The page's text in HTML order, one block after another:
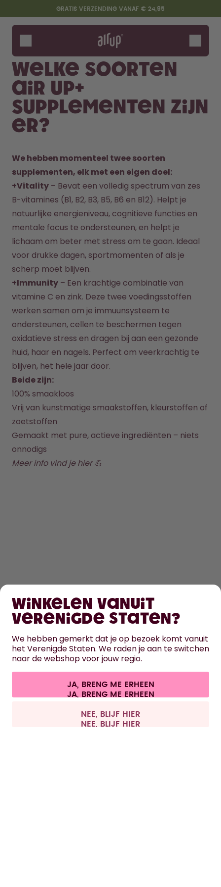
Overslaan en naar de inhoud gaan
ToegankelijkheidsverklaringGRATIS VERZENDING VANAF € 24,95
Flessen
Smaken
Accessoires
Starter Sets
Zeg hallo tegen de "O"
Hoe het werkt
Support & FAQ
Vergelijk de flessen
Welke soorten
air up+
supplementen zijn
er?
We hebben momenteel twee soorten
supplementen, elk met een eigen doel:
+Vitality – Bevat een volledig spectrum van zes
B-vitamines (B1, B2, B3, B5, B6 en B12). Helpt je
natuurlijke energieniveau, cognitieve functies en
mentale focus te ondersteunen, en helpt je
lichaam om beter met stress om te gaan. Ideaal
voor drukke dagen, sportmomenten of als je
scherp moet blijven.
+Immunity – Een krachtige combinatie van
vitamine C en zink. Deze twee voedingsstoffen
werken samen om je immuunsysteem te
ondersteunen, cellen te beschermen tegen
oxidatieve stress en dragen bij aan een gezonde
huid, haar en nagels. Perfect om veerkrachtig te
blijven, het hele jaar door.
Beide zijn:
100% smaakloos
Vrij van kunstmatige smaakstoffen, kleurstoffen of
zoetstoffen
Gemaakt met pure, actieve ingrediënten – niets
onnodigs
Meer info vind je hier 💪
ONTDEK
HULP
CONTACT
Cookie-instellingen Algemene voorwaarden
Juridische informatie Overeenkomst herroepen
Alle prijzen zijn inclusief BTW en exclusief verzendkosten.
Winkelen vanuit
Verenigde Staten?
We hebben gemerkt dat je op bezoek komt vanuit
het Verenigde Staten. We raden je aan te switchen
naar de webshop voor jouw regio.
JA, BRENG ME ERHEEN
NEE, BLIJF HIER